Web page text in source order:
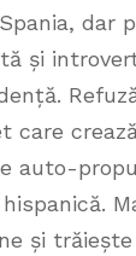
dar
și
care
auto-
și